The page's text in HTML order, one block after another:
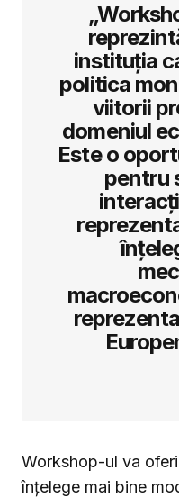
instituția
politica
viitorii
domeniul
Este o
pentru
Workshop-ul va
înțelege mai bine